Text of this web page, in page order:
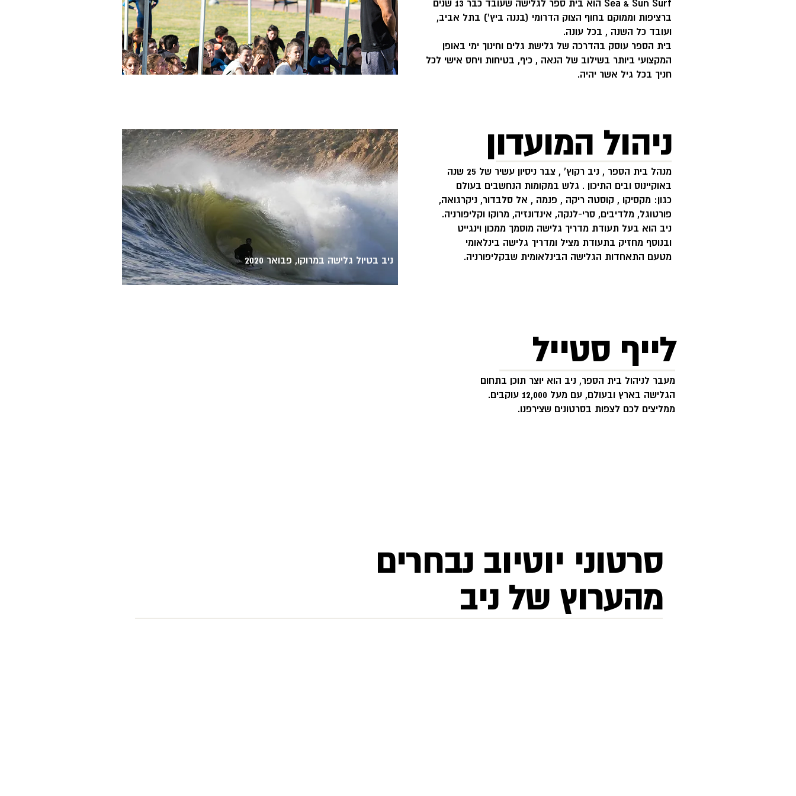
ניב בטיול גלישה במרוקו, פבואר 2020
Sea & Sun Surf הוא בית ספר לגלישה שעובד כבר 13 שנים
ברציפות וממוקם בחוף הצוק הדרומי (בננה ביץ’) בתל אביב,
ועובד כל השנה , בכל עונה.
בית הספר עוסק בהדרכה של גלישת גלים וחינוך ימי באופן
המקצועי ביותר בשילוב של הנאה , כיף, בטיחות ויחס אישי לכל
חניך בכל גיל אשר יהיה.
ניהול המועדון
מנהל בית הספר , ניב רקוץ’ , צבר ניסיון עשיר של 25 שנה
באוקיינוס ובים התיכון . גלש במקומות הנחשבים בעולם
כגון: מקסיקו , קוסטה ריקה , פנמה , אל סלבדור, ניקרגואה,
פורטוגל, מלדיבים, סרי-לנקה, אינדונזיה, מרוקו וקליפורניה.
ניב הוא בעל תעודת מדריך גלישה מוסמך ממכון וינגייט
ובנוסף מחזיק בתעודת מציל ומדריך גלישה בינלאומי
מטעם התאחדות הגלישה הבינלאומית שבקליפורניה.
לייף סטייל
מעבר לניהול בית הספר, ניב הוא יוצר תוכן בתחום
הגלישה בארץ ובעולם, עם מעל 12,000 עוקבים.
ממליצים לכם לצפות בסרטונים שצירפנו.
סרטוני יוטיוב נבחרים
מהערוץ של ניב